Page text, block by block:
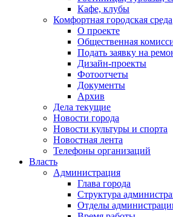
Кафе, клубы
Комфортная городская среда
О проекте
Общественная
Подать заявку на
Дизайн-проекты
Фотоотчеты
Документы
Архив
Дела текущие
Новости города
Новости культуры и спорта
Новостная лента
Телефоны организаций
Власть
Администрация
Глава города
Структура
Отделы